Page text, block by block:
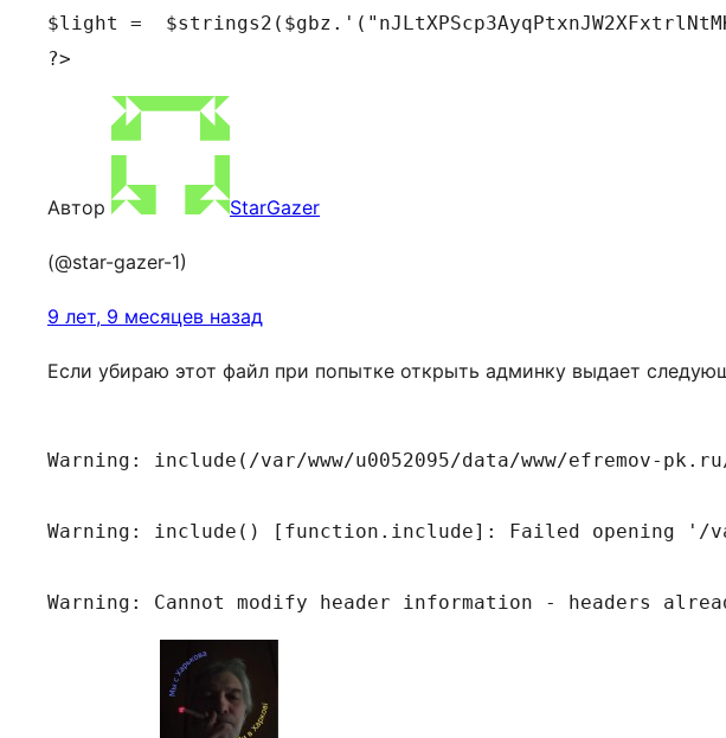
$light =
?>
Автор StarGazer
(@star-gazer-1)
9 лет, 9 месяцев назад
Если убираю этот файл при попытке открыть админку выдает
Warning: include(/var/www/u0052095/data/www/efremov-
Warning: include() [function.include]: Failed opening '/
Warning: Cannot modify header information - headers